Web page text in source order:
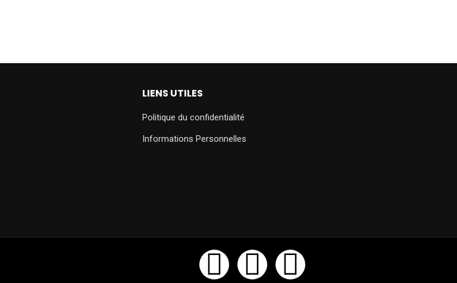
LIENS UTILES
Politique du confidentialité
Informations Personnelles